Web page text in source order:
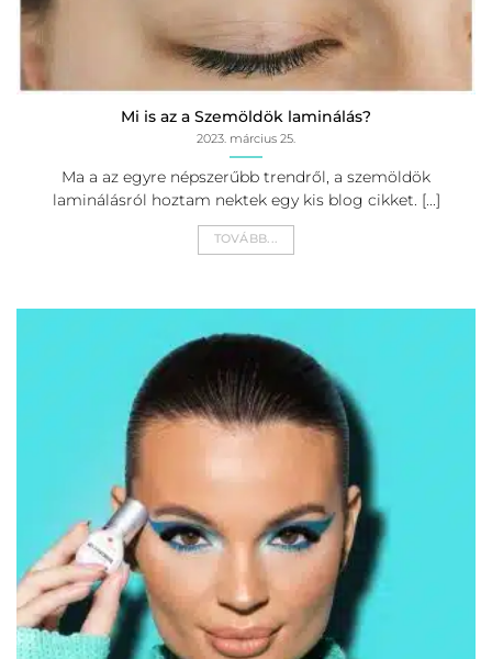
Mi is az a Szemöldök laminálás?
2023. március 25.
Ma a az egyre népszerűbb trendről, a szemöldök
laminálásról hoztam nektek egy kis blog cikket. [...]
TOVÁBB...